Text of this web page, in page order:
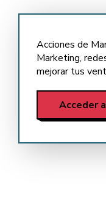
Acciones de
Marketing,
mejorar tus
Acceder